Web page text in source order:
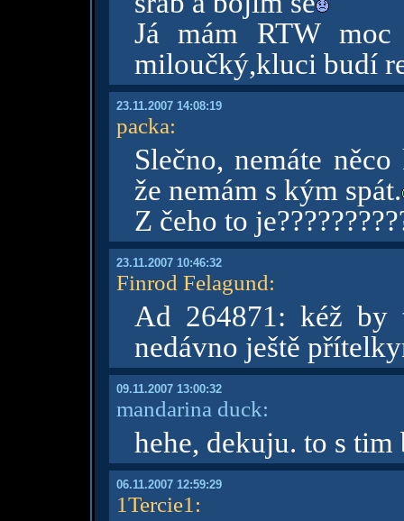
Já mám RTW
miloučký,kluci budí
23.11.2007 14:08:19
packa:
Slečno, nemáte
že nemám s kým spát.
Z čeho to
23.11.2007 10:46:32
Finrod Felagund:
Ad 264871: kéž by
nedávno ještě
09.11.2007 13:00:32
mandarina duck:
hehe, dekuju. to s
06.11.2007 12:59:29
1Tercie1 :